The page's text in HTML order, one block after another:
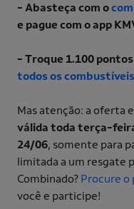
- Abasteça com o
e pague com o app
- Troque 1.100
todos os
Mas atenção: a oferta
válida toda terça-
24/06, somente para
limitada a um resgate
Combinado? Procure o
você e participe!